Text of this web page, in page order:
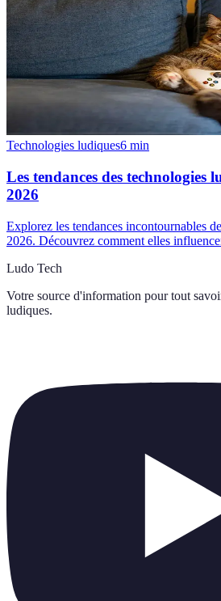
Technologies ludiques6 min
Les tendances des technologies
2026
Explorez les tendances incontournables
2026. Découvrez comment elles
Ludo Tech
Votre source d'information pour tout
ludiques.